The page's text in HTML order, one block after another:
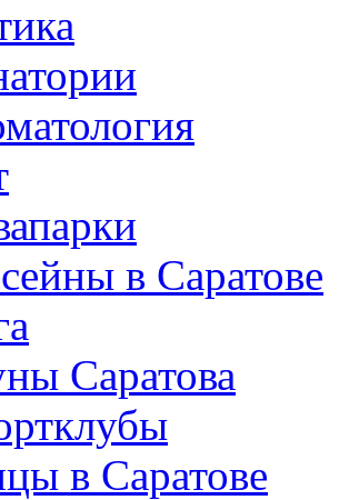
в Саратове
Саратова
в Саратове